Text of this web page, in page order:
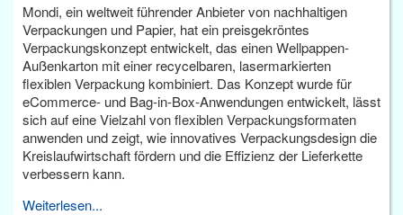
Mondi, ein weltweit führender Anbieter von nachhaltigen
Verpackungen und Papier, hat ein preisgekröntes
Verpackungskonzept entwickelt, das einen Wellpappen-
Außenkarton mit einer recycelbaren, lasermarkierten
flexiblen Verpackung kombiniert. Das Konzept wurde für
eCommerce- und Bag-in-Box-Anwendungen entwickelt, lässt
sich auf eine Vielzahl von flexiblen Verpackungsformaten
anwenden und zeigt, wie innovatives Verpackungsdesign die
Kreislaufwirtschaft fördern und die Effizienz der Lieferkette
verbessern kann.
Weiterlesen...